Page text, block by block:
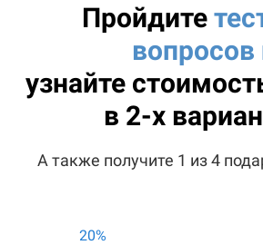
Пройдите
вопросов
узнайте
в 2-х
А также получите 1 из 4
20%